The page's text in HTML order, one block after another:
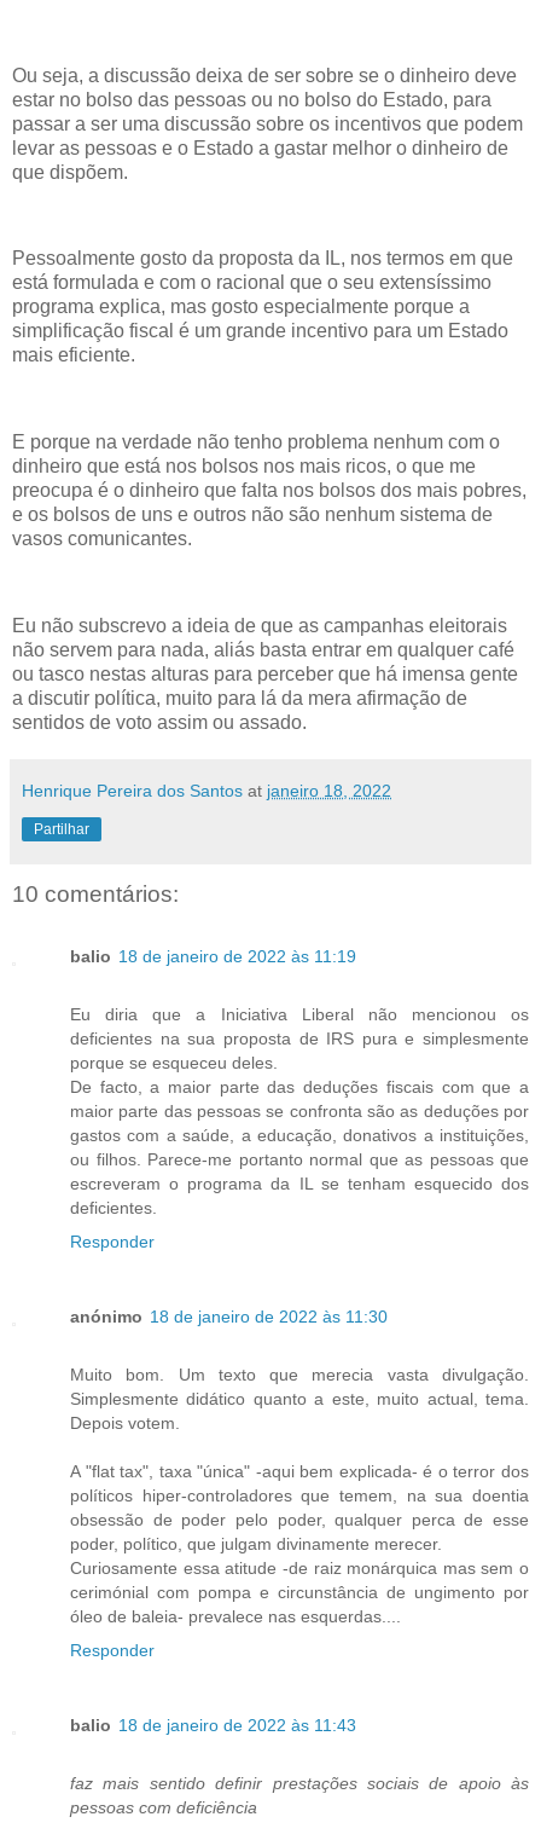
Ou seja, a discussão deixa de ser sobre se o dinheiro deve
estar no bolso das pessoas ou no bolso do Estado, para
passar a ser uma discussão sobre os incentivos que podem
levar as pessoas e o Estado a gastar melhor o dinheiro de
que dispõem.
Pessoalmente gosto da proposta da IL, nos termos em que
está formulada e com o racional que o seu extensíssimo
programa explica, mas gosto especialmente porque a
simplificação fiscal é um grande incentivo para um Estado
mais eficiente.
E porque na verdade não tenho problema nenhum com o
dinheiro que está nos bolsos nos mais ricos, o que me
preocupa é o dinheiro que falta nos bolsos dos mais pobres,
e os bolsos de uns e outros não são nenhum sistema de
vasos comunicantes.
Eu não subscrevo a ideia de que as campanhas eleitorais
não servem para nada, aliás basta entrar em qualquer café
ou tasco nestas alturas para perceber que há imensa gente
a discutir política, muito para lá da mera afirmação de
sentidos de voto assim ou assado.
Henrique Pereira dos Santos at janeiro 18, 2022
Partilhar
10 comentários:
balio 18 de janeiro de 2022 às 11:19
Eu diria que a Iniciativa Liberal não mencionou os
deficientes na sua proposta de IRS pura e simplesmente
porque se esqueceu deles.
De facto, a maior parte das deduções fiscais com que a
maior parte das pessoas se confronta são as deduções por
gastos com a saúde, a educação, donativos a instituições,
ou filhos. Parece-me portanto normal que as pessoas que
escreveram o programa da IL se tenham esquecido dos
deficientes.
Responder
anónimo 18 de janeiro de 2022 às 11:30
Muito bom. Um texto que merecia vasta divulgação.
Simplesmente didático quanto a este, muito actual, tema.
Depois votem.
A "flat tax", taxa "única" -aqui bem explicada- é o terror dos
políticos hiper-controladores que temem, na sua doentia
obsessão de poder pelo poder, qualquer perca de esse
poder, político, que julgam divinamente merecer.
Curiosamente essa atitude -de raiz monárquica mas sem o
cerimónial com pompa e circunstância de ungimento por
óleo de baleia- prevalece nas esquerdas....
Responder
balio 18 de janeiro de 2022 às 11:43
faz mais sentido definir prestações sociais de apoio às
pessoas com deficiência